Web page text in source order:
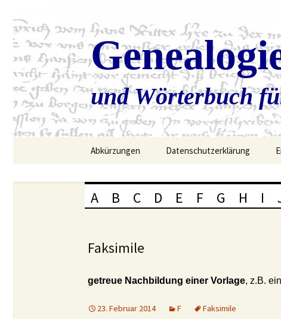
und Wörterbuch
Abkürzungen Datenschutzerklärung
A B C D E F G H I
Faksimile
getreue Nachbildung einer Vorlage, z.B.
23. Februar 2014 F Faksimile